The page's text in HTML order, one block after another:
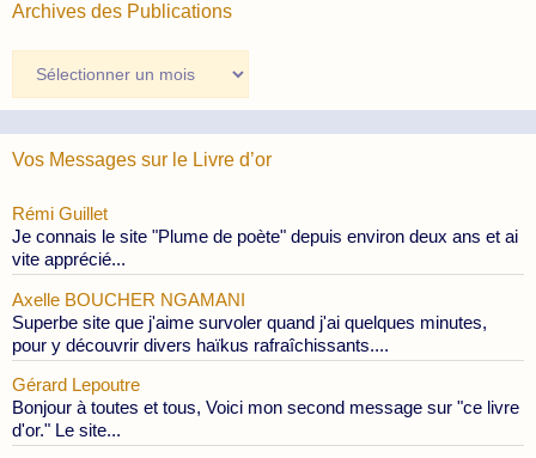
Archives des Publications
des
Publications
Vos Messages sur le Livre d’or
Rémi Guillet
Je connais le site "Plume de poète" depuis environ deux ans et ai
vite apprécié...
Axelle BOUCHER NGAMANI
Superbe site que j'aime survoler quand j'ai quelques minutes,
pour y découvrir divers haïkus rafraîchissants....
Gérard Lepoutre
Bonjour à toutes et tous, Voici mon second message sur "ce livre
d'or." Le site...